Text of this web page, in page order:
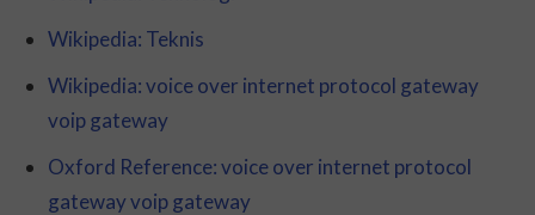
Wikipedia: Teknis
Wikipedia: voice over internet protocol gateway
voip gateway
Oxford Reference: voice over internet protocol
gateway voip gateway